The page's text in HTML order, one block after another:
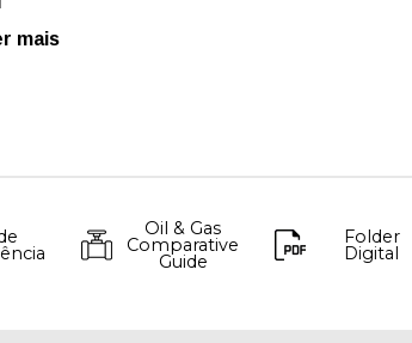
mais
Oil & Gas
Comparative
Guide
Folder
Digital